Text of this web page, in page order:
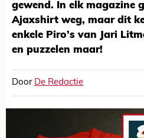
gewend. In elk magazine
Ajaxshirt weg, maar dit
enkele Piro’s van Jari
en puzzelen maar!
Door De Redactie